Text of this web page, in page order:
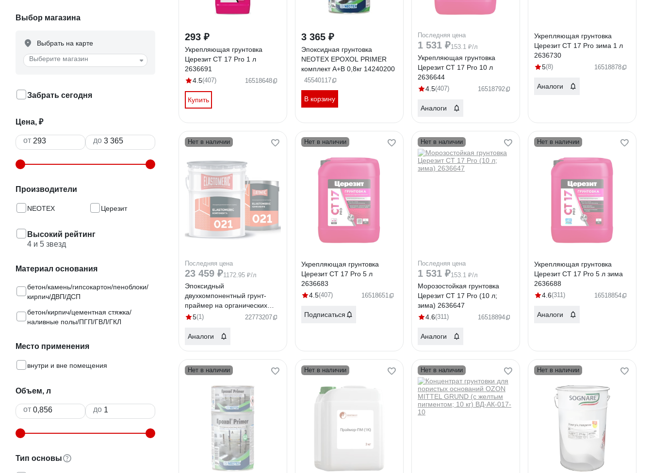
Выбор магазина
Выбрать на карте
Выберите магазин
Забрать сегодня
Цена, ₽
от до
Производители
NEOTEX Церезит
Высокий рейтинг
4 и 5 звезд
Материал основания
бетон/камень/гипсокартон/пеноблоки/
кирпич/ДВП/ДСП
бетон/кирпич/цементная стяжка/
наливные полы/ПГП/ГВЛ/ГКЛ
Место применения
внутри и вне помещения
Объем, л
от до
Тип основы
293 ₽
Укрепляющая грунтовка
Церезит CT 17 Pro 1 л
2636691
4.5(407) 16518648
Купить
3 365 ₽
Эпоксидная грунтовка
NEOTEX EPOXOL PRIMER
комплект A+В 0,8кг 14240200
45540117
В корзину
Последняя цена
1 531 ₽153.1 ₽/л
Укрепляющая грунтовка
Церезит CT 17 Pro 10 л
2636644
4.5(407) 16518792
Аналоги
Укрепляющая грунтовка
Церезит CT 17 Pro зима 1 л
2636730
5(8) 16518878
Аналоги
Нет в наличии
Последняя цена
23 459 ₽1172.95 ₽/л
Эпоксидный
двухкомпонентный грунт-
праймер на органических
растворителях Elastomeric
200158
5(1) 22773207
Аналоги
Нет в наличии
Укрепляющая грунтовка
Церезит CT 17 Pro 5 л
2636683
4.5(407) 16518651
Подписаться
Нет в наличии
Последняя цена
1 531 ₽153.1 ₽/л
Морозостойкая грунтовка
Церезит CT 17 Pro (10 л;
зима) 2636647
4.6(311) 16518894
Аналоги
Нет в наличии
Укрепляющая грунтовка
Церезит CT 17 Pro 5 л зима
2636688
4.6(311) 16518854
Аналоги
Нет в наличии Нет в наличии Нет в наличии Нет в наличии